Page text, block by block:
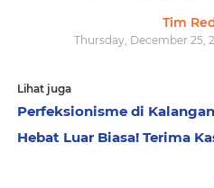
Tim
Thursday, December 25,
Lihat juga
Perfeksionisme di
Hebat Luar Biasa! Terima